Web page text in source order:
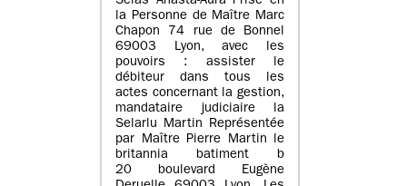
la Personne de Maître Marc
Chapon 74 rue de Bonnel
69003 Lyon, avec les
pouvoirs : assister le
débiteur dans tous les
actes concernant la gestion,
mandataire judiciaire la
Selarlu Martin Représentée
par Maître Pierre Martin le
britannia batiment b
20 boulevard Eugène